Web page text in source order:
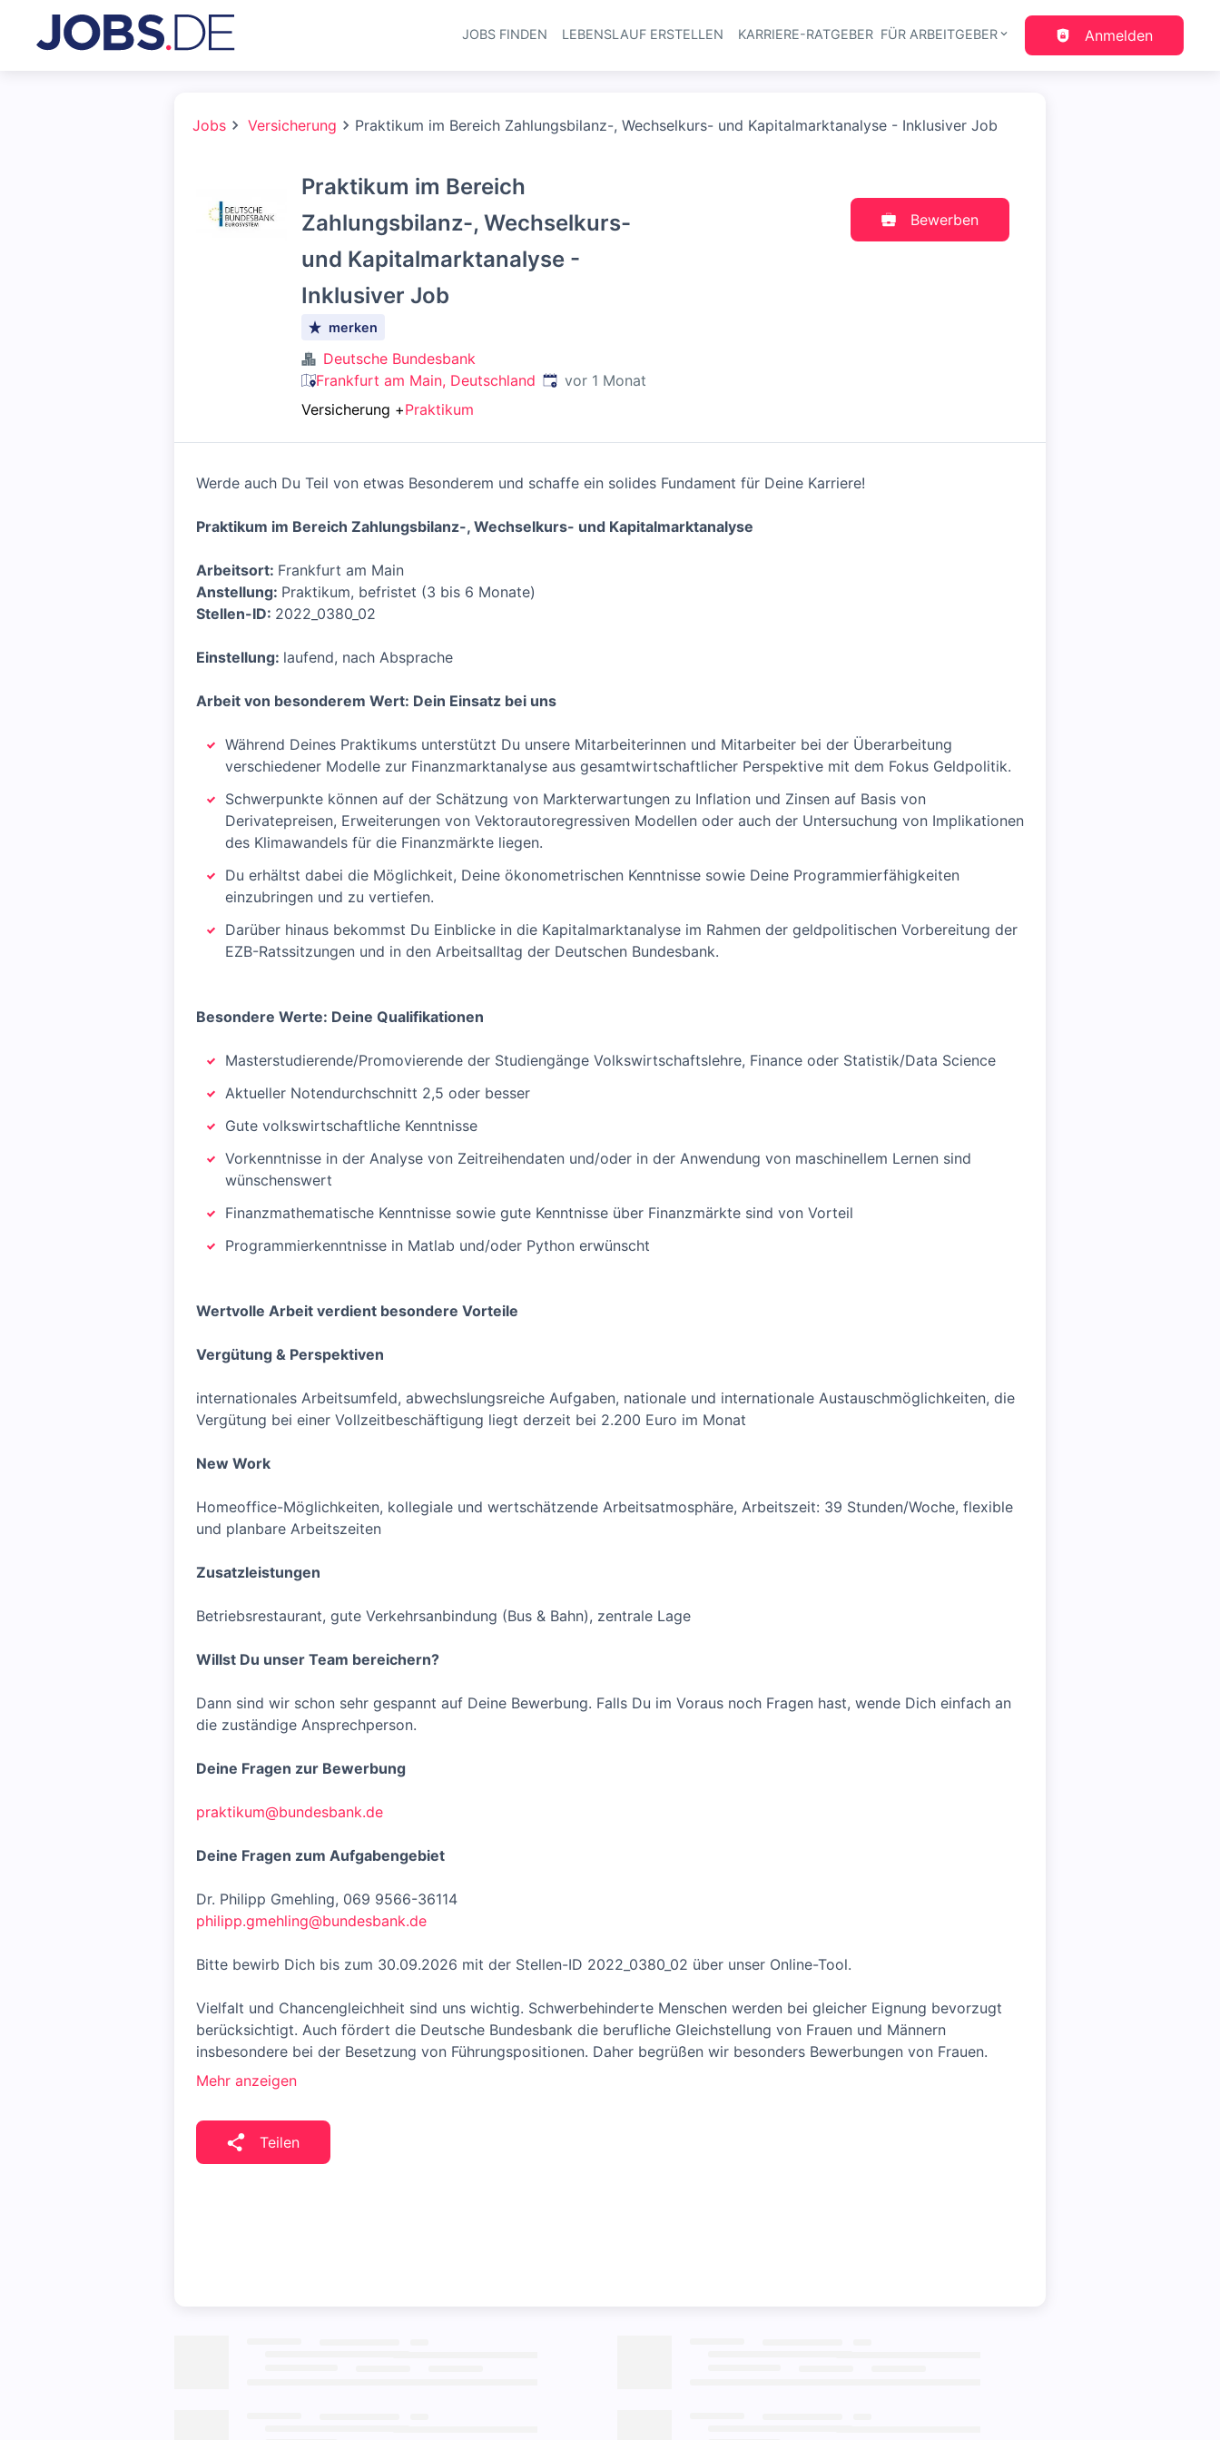
Haupt-Navigation
JOBS FINDEN LEBENSLAUF ERSTELLEN KARRIERE-RATGEBER FÜR ARBEITGEBER Anmelden
Jobs Versicherung Praktikum im Bereich Zahlungsbilanz-, Wechselkurs- und Kapitalmarktanalyse - Inklusiver Job
Praktikum im Bereich
Zahlungsbilanz-, Wechselkurs-
und Kapitalmarktanalyse -
Inklusiver Job
merken
Deutsche Bundesbank
Frankfurt am Main, Deutschland Veröffentlicht:
vor 1 Monat
Versicherung +Praktikum
Bewerben
Werde auch Du Teil von etwas Besonderem und schaffe ein solides Fundament für Deine Karriere!
Praktikum im Bereich Zahlungsbilanz-, Wechselkurs- und Kapitalmarktanalyse
Arbeitsort: Frankfurt am Main
Anstellung: Praktikum, befristet (3 bis 6 Monate)
Stellen-ID: 2022_0380_02
Einstellung: laufend, nach Absprache
Arbeit von besonderem Wert: Dein Einsatz bei uns
Während Deines Praktikums unterstützt Du unsere Mitarbeiterinnen und Mitarbeiter bei der Überarbeitung
verschiedener Modelle zur Finanzmarktanalyse aus gesamtwirtschaftlicher Perspektive mit dem Fokus Geldpolitik.
Schwerpunkte können auf der Schätzung von Markterwartungen zu Inflation und Zinsen auf Basis von
Derivatepreisen, Erweiterungen von Vektorautoregressiven Modellen oder auch der Untersuchung von Implikationen
des Klimawandels für die Finanzmärkte liegen.
Du erhältst dabei die Möglichkeit, Deine ökonometrischen Kenntnisse sowie Deine Programmierfähigkeiten
einzubringen und zu vertiefen.
Darüber hinaus bekommst Du Einblicke in die Kapitalmarktanalyse im Rahmen der geldpolitischen Vorbereitung der
EZB-Ratssitzungen und in den Arbeitsalltag der Deutschen Bundesbank.
Besondere Werte: Deine Qualifikationen
Masterstudierende/Promovierende der Studiengänge Volkswirtschaftslehre, Finance oder Statistik/Data Science
Aktueller Notendurchschnitt 2,5 oder besser
Gute volkswirtschaftliche Kenntnisse
Vorkenntnisse in der Analyse von Zeitreihendaten und/oder in der Anwendung von maschinellem Lernen sind
wünschenswert
Finanzmathematische Kenntnisse sowie gute Kenntnisse über Finanzmärkte sind von Vorteil
Programmierkenntnisse in Matlab und/oder Python erwünscht
Wertvolle Arbeit verdient besondere Vorteile
Vergütung & Perspektiven
internationales Arbeitsumfeld, abwechslungsreiche Aufgaben, nationale und internationale Austauschmöglichkeiten, die
Vergütung bei einer Vollzeitbeschäftigung liegt derzeit bei 2.200 Euro im Monat
New Work
Homeoffice-Möglichkeiten, kollegiale und wertschätzende Arbeitsatmosphäre, Arbeitszeit: 39 Stunden/Woche, flexible
und planbare Arbeitszeiten
Zusatzleistungen
Betriebsrestaurant, gute Verkehrsanbindung (Bus & Bahn), zentrale Lage
Willst Du unser Team bereichern?
Dann sind wir schon sehr gespannt auf Deine Bewerbung. Falls Du im Voraus noch Fragen hast, wende Dich einfach an
die zuständige Ansprechperson.
Deine Fragen zur Bewerbung
praktikum@bundesbank.de
Deine Fragen zum Aufgabengebiet
Dr. Philipp Gmehling, 069 9566-36114
philipp.gmehling@bundesbank.de
Bitte bewirb Dich bis zum 30.09.2026 mit der Stellen-ID 2022_0380_02 über unser Online-Tool.
Vielfalt und Chancengleichheit sind uns wichtig. Schwerbehinderte Menschen werden bei gleicher Eignung bevorzugt
berücksichtigt. Auch fördert die Deutsche Bundesbank die berufliche Gleichstellung von Frauen und Männern
insbesondere bei der Besetzung von Führungspositionen. Daher begrüßen wir besonders Bewerbungen von Frauen.
Mehr anzeigen
Teilen